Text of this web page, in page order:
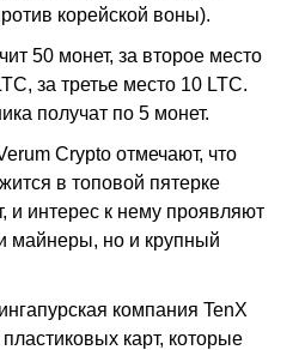
корейской воны).
50 монет, за второе место
за третье место 10 LTC.
получат по 5 монет.
Crypto отмечают, что
в топовой пятерке
и интерес к нему проявляют
майнеры, но и крупный
компания TenX
карт, которые